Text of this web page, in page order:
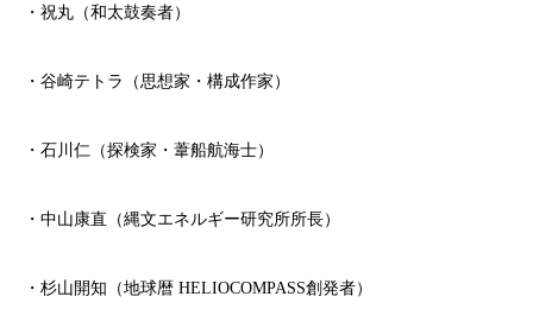
・祝丸（和太鼓奏者）
・谷崎テトラ（思想家・構成作家）
・石川仁（探検家・葦船航海士）
・中山康直（縄文エネルギー研究所所長）
・杉山開知（地球暦 HELIOCOMPASS創発者）